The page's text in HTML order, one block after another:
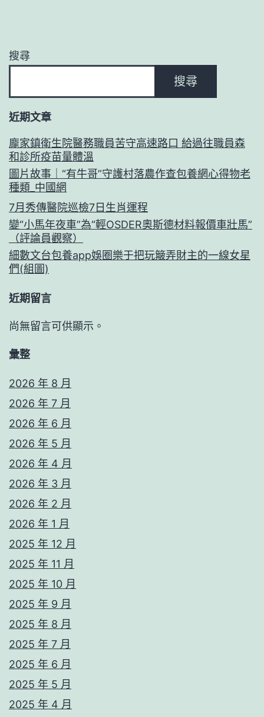
搜尋
搜尋
近期文章
龐家鎮衛生院醫務職員苦守高速路口 給過往職員森
和診所疫苗量體溫
圖片故事｜“有牛哥”守護村落農作查包養網心得物老
種類_中國網
7月秀傳醫院巡檢7日生肖運程
變“小馬年夜車”為“輕OSDER奧斯德材料報價車壯馬”
（評論員觀察）
細數文台包養app娛圈樂于把玩簸弄財主的一線女星
們(組圖)
近期留言
尚無留言可供顯示。
彙整
2026 年 8 月
2026 年 7 月
2026 年 6 月
2026 年 5 月
2026 年 4 月
2026 年 3 月
2026 年 2 月
2026 年 1 月
2025 年 12 月
2025 年 11 月
2025 年 10 月
2025 年 9 月
2025 年 8 月
2025 年 7 月
2025 年 6 月
2025 年 5 月
2025 年 4 月